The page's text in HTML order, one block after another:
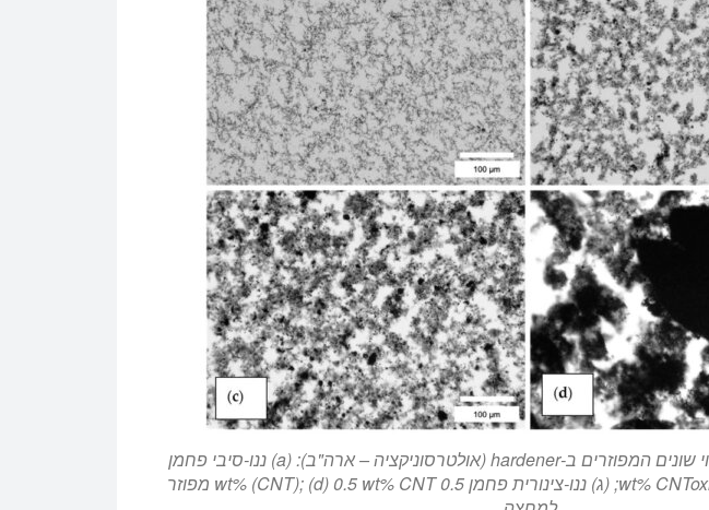
השוואה בין ננו-חומרי מילוי שונים המפוזרים ב-hardener (אולטרסוניקציה – ארה"ב): (a) ננו-סיבי פחמן
0.5 wt% (CNF); (ב) 0.5 wt% CNToxi; (ג) ננו-צינורית פחמן 0.5 wt% (CNT); (d) 0.5 wt% CNT מפוזר